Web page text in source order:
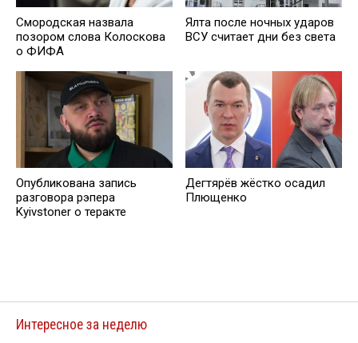
Смородская назвала
позором слова Колоскова
о ФИФА
Ялта после ночных ударов
ВСУ считает дни без света
Опубликована запись
разговора рэпера
Kyivstoner о теракте
Дегтярёв жёстко осадил
Плющенко
Интересное за неделю